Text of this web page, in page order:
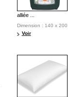
alliée ...
Dimension : 140 x 200
Voir